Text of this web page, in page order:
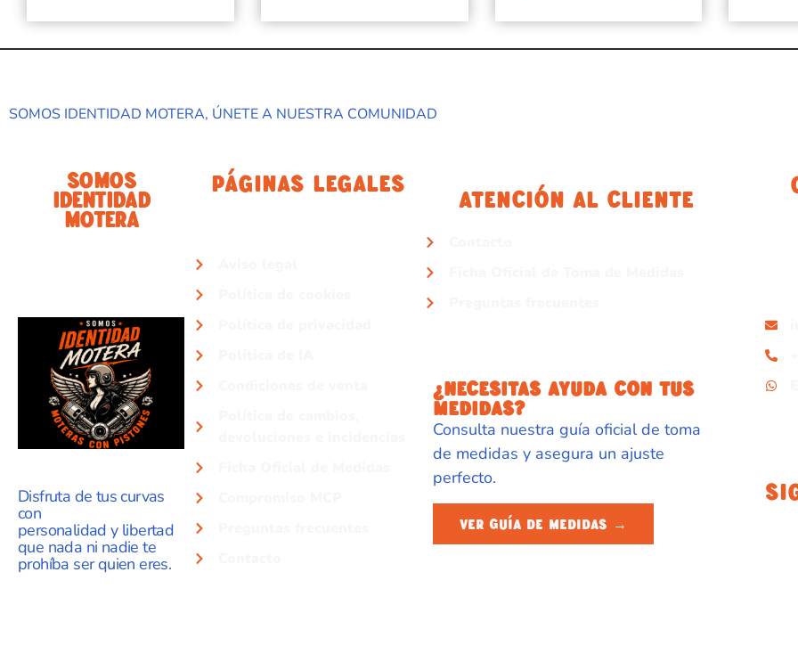
SOMOS IDENTIDAD MOTERA, ÚNETE A NUESTRA COMUNIDAD
Somos
Identidad
Motera
Disfruta de tus curvas
con
personalidad y libertad
que nada ni nadie te
prohíba ser quien eres.
Páginas Legales Atención Al Cliente
¿NECESITAS AYUDA CON TUS
MEDIDAS?
Consulta nuestra guía oficial de toma
de medidas y asegura un ajuste
perfecto.
VER GUÍA DE MEDIDAS →